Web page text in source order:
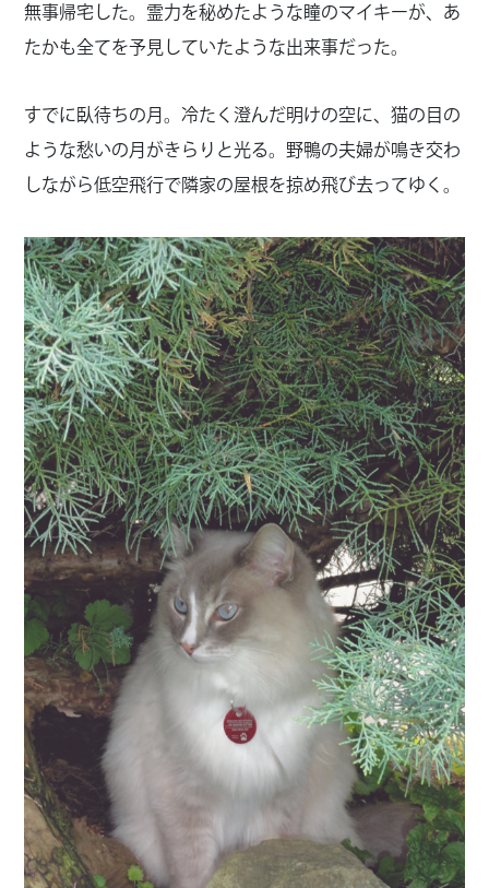
無事帰宅した。霊力を秘めたような瞳のマイキーが、あ
たかも全てを予見していたような出来事だった。
すでに臥待ちの月。冷たく澄んだ明けの空に、猫の目の
ような愁いの月がきらりと光る。野鴨の夫婦が鳴き交わ
しながら低空飛行で隣家の屋根を掠め飛び去ってゆく。